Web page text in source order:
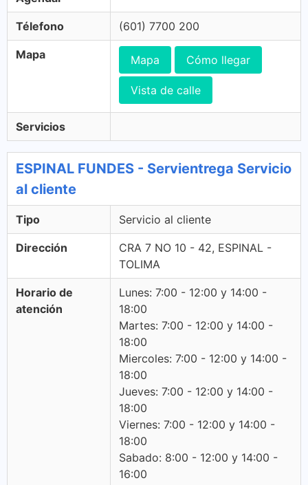
Télefono (601) 7700 200
Mapa Mapa Cómo llegar
Vista de calle
Servicios
ESPINAL FUNDES - Servientrega Servicio
al cliente
Tipo Servicio al cliente
Dirección
CRA 7 NO 10 - 42, ESPINAL -
TOLIMA
Horario de
atención
Lunes: 7:00 - 12:00 y 14:00 -
18:00
Martes: 7:00 - 12:00 y 14:00 -
18:00
Miercoles: 7:00 - 12:00 y 14:00 -
18:00
Jueves: 7:00 - 12:00 y 14:00 -
18:00
Viernes: 7:00 - 12:00 y 14:00 -
18:00
Sabado: 8:00 - 12:00 y 14:00 -
16:00